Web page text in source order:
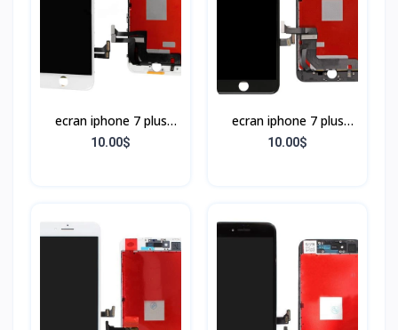
ecran iphone 7 plus
BLANC
10.00$
ecran iphone 7 plus
NOIR
10.00$